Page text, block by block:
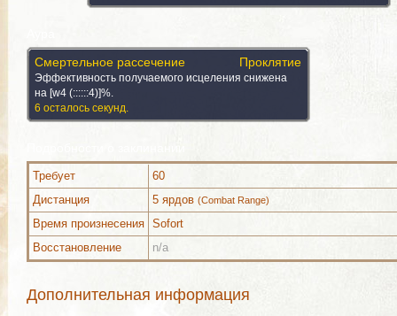
Смертельное рассечение
Проклятие
Эффективность получаемого исцеления снижена
на [w4 (::::::4)]%.
6 осталось секунд.
Требует
60
Дистанция
5 ярдов (Combat Range)
Время произнесения Sofort
Восстановление
n/a
Дополнительная информация
Комментарии Изображения
Комментарии Изображения